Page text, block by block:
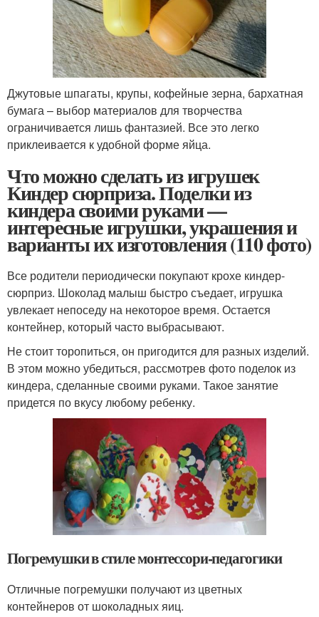
Джутовые шпагаты, крупы, кофейные зерна, бархатная
бумага – выбор материалов для творчества
ограничивается лишь фантазией. Все это легко
приклеивается к удобной форме яйца.
Что можно сделать из игрушек
Киндер сюрприза. Поделки из
киндера своими руками —
интересные игрушки, украшения и
варианты их изготовления (110 фото)
Все родители периодически покупают крохе киндер-
сюрприз. Шоколад малыш быстро съедает, игрушка
увлекает непоседу на некоторое время. Остается
контейнер, который часто выбрасывают.
Не стоит торопиться, он пригодится для разных изделий.
В этом можно убедиться, рассмотрев фото поделок из
киндера, сделанные своими руками. Такое занятие
придется по вкусу любому ребенку.
Погремушки в стиле монтессори-педагогики
Отличные погремушки получают из цветных
контейнеров от шоколадных яиц.